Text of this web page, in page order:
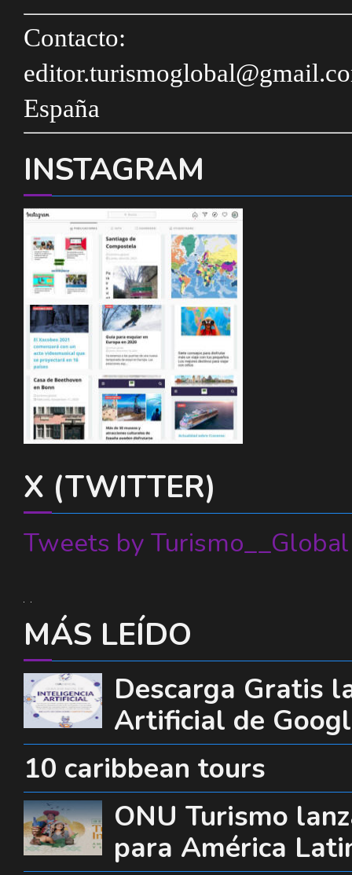
Contacto:
España
INSTAGRAM
X (TWITTER)
Tweets by Turismo__Global
MÁS LEÍDO
Descarga Gratis
Artificial de
10 caribbean tours
ONU Turismo
para América